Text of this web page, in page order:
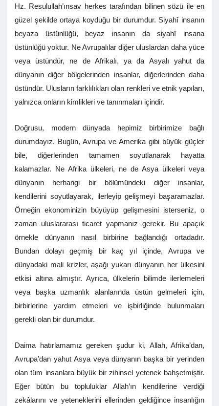
Hz. Resulullah’ınsav herkes tarafından bilinen sözü ile en
güzel şekilde ortaya koyduğu bir durumdur. Siyahî insanın
beyaza üstünlüğü, beyaz insanın da siyahî insana
üstünlüğü yoktur. Ne Avrupalılar diğer uluslardan daha yüce
veya üstündür, ne de Afrikalı, ya da Asyalı yahut da
dünyanın diğer bölgelerinden insanlar, diğerlerinden daha
üstündür. Ulusların farklılıkları olan renkleri ve etnik yapıları,
yalnızca onların kimlikleri ve tanınmaları içindir.
Doğrusu, modern dünyada hepimiz birbirimize bağlı
durumdayız. Bugün, Avrupa ve Amerika gibi büyük güçler
bile, diğerlerinden tamamen soyutlanarak hayatta
kalamazlar. Ne Afrika ülkeleri, ne de Asya ülkeleri veya
dünyanın herhangi bir bölümündeki diğer insanlar,
kendilerini soyutlayarak, ilerleyip gelişmeyi başaramazlar.
Örneğin ekonominizin büyüyüp gelişmesini isterseniz, o
zaman uluslararası ticaret yapmanız gerekir. Bu apaçık
örnekle dünyanın nasıl birbirine bağlandığı ortadadır.
Bundan dolayı geçmiş bir kaç yıl içinde, Avrupa ve
dünyadaki mali krizler, aşağı yukarı dünyanın her ülkesini
etkisi altına almıştır. Ayrıca, ülkelerin bilimde ilerlemeleri
veya başka uzmanlık alanlarında üstün gelmeleri için,
birbirlerine yardım etmeleri ve işbirliğinde bulunmaları
gerekli olan bir durumdur.
Daima hatırlamamız gereken şudur ki, Allah, Afrika’dan,
Avrupa’dan yahut Asya veya dünyanın başka bir yerinden
olan tüm insanlara büyük bir zihinsel yetenek bahşetmiştir.
Eğer bütün bu topluluklar Allah’ın kendilerine verdiği
zekâlarını ve yeteneklerini ellerinden geldiğince insanlığın